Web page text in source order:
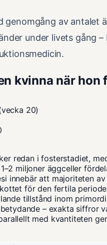
genomgång av antalet
under livets gång
kvinna när hon
20)
redan i fosterstadiet,
miljoner äggceller
innebär att majoriteten
för den fertila
tillstånd inom
– exakta siffror
med kvantiteten